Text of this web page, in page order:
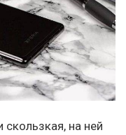
на ней